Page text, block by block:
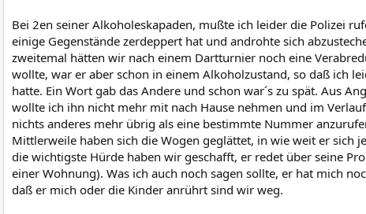
Bei 2en seiner Alkoholeskapaden, mußte ich leider die Polizei
einige Gegenstände zerdeppert hat und androhte sich
zweitemal hätten wir nach einem Dartturnier noch eine
wollte, war er aber schon in einem Alkoholzustand, so daß ich
hatte. Ein Wort gab das Andere und schon war´s zu spät. Aus
wollte ich ihn nicht mehr mit nach Hause nehmen und im
nichts anderes mehr übrig als eine bestimmte Nummer
Mittlerweile haben sich die Wogen geglättet, in wie weit er sich
die wichtigste Hürde haben wir geschafft, er redet über seine
einer Wohnung). Was ich auch noch sagen sollte, er hat mich
daß er mich oder die Kinder anrührt sind wir weg.